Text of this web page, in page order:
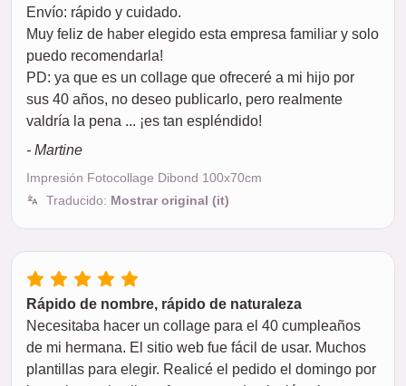
Envío: rápido y cuidado.
Muy feliz de haber elegido esta empresa familiar y solo
puedo recomendarla!
PD: ya que es un collage que ofreceré a mi hijo por
sus 40 años, no deseo publicarlo, pero realmente
valdría la pena ... ¡es tan espléndido!
- Martine
Impresión Fotocollage Dibond 100x70cm
Traducido: Mostrar original (it)
Rápido de nombre, rápido de naturaleza
Necesitaba hacer un collage para el 40 cumpleaños
de mi hermana. El sitio web fue fácil de usar. Muchos
plantillas para elegir. Realicé el pedido el domingo por